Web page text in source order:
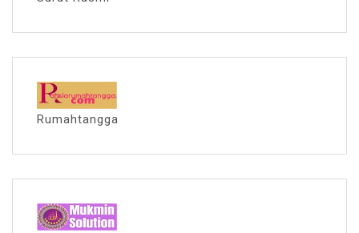
Rumahtangga